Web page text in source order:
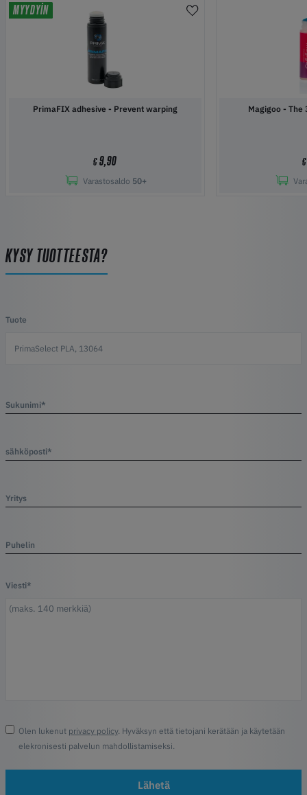
MYYDYIN
PrimaFIX adhesive - Prevent warping
€9,90
Varastosaldo 50+
€
KYSY TUOTTEESTA?
Tuote
Sukunimi*
sähköposti*
Yritys
Puhelin
Viesti*
Olen lukenut privacy policy. Hyväksyn että tietojani kerätään ja käytetään
elekronisesti palvelun mahdollistamiseksi.
Lähetä